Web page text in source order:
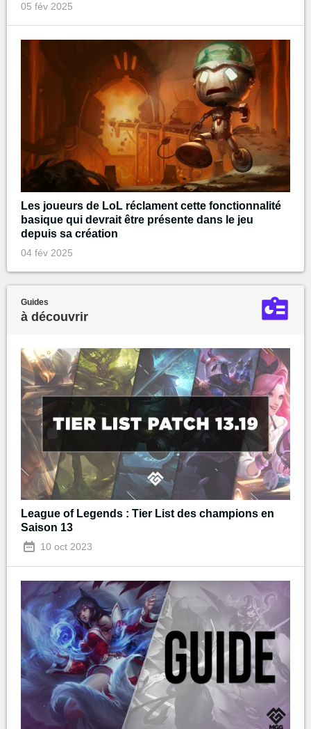
05 fév 2025
Les joueurs de LoL réclament cette fonctionnalité
basique qui devrait être présente dans le jeu
depuis sa création
04 fév 2025
Guides
à découvrir
League of Legends : Tier List des champions en
Saison 13
10 oct 2023